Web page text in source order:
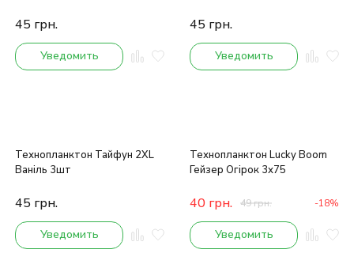
45 грн.
Уведомить
45 грн.
Уведомить
Технопланктон Тайфун 2XL
Ваніль 3шт
45 грн.
Уведомить
Технопланктон Lucky Boom
Гейзер Огірок 3х75
40 грн. 49грн. -18%
Уведомить